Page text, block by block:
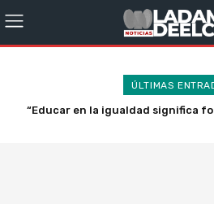
ÚLTIMAS
Derechos humanos en
“Educar en la igualdad significa